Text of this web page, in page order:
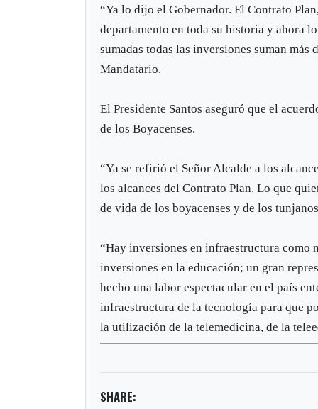
“Ya lo dijo el Gobernador. El Contrato
departamento en toda su historia y ahora
sumadas todas las inversiones suman
Mandatario.
El Presidente Santos aseguró que el
de los Boyacenses.
“Ya se refirió el Señor Alcalde a los
los alcances del Contrato Plan. Lo que
de vida de los boyacenses y de los
“Hay inversiones en infraestructura como
inversiones en la educación; un gran
hecho una labor espectacular en el país
infraestructura de la tecnología para que
la utilización de la telemedicina, de la
SHARE: